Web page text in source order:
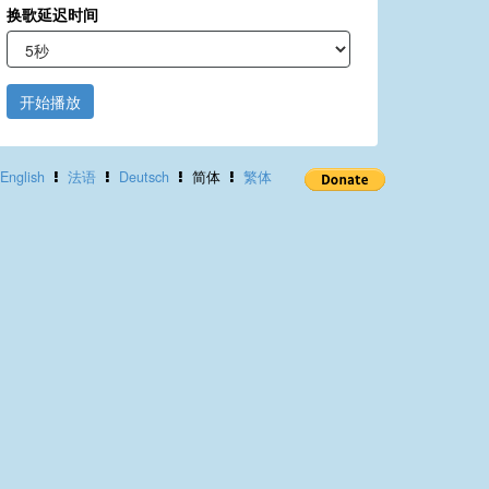
换歌延迟时间
开始播放
English 法语 Deutsch 简体 繁体